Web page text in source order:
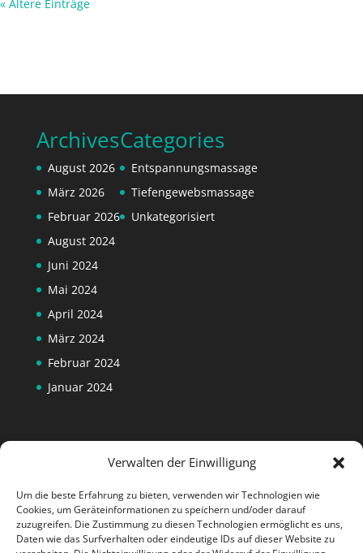
Verwalten der Einwilligung
Um die beste Erfahrung zu bieten, verwenden wir Technologien wie
Cookies, um Geräteinformationen zu speichern und/oder darauf
zuzugreifen. Die Zustimmung zu diesen Technologien ermöglicht es uns,
Daten wie das Surfverhalten oder eindeutige IDs auf dieser Website zu
« Ältere Einträge
Archives
August 2026
März 2026
Februar 2026
August 2024
Juni 2024
Mai 2024
April 2024
März 2024
Februar 2024
Januar 2024
Categories
Entspannungsmassage
Tiefengewebsmassage
Unkategorisiert